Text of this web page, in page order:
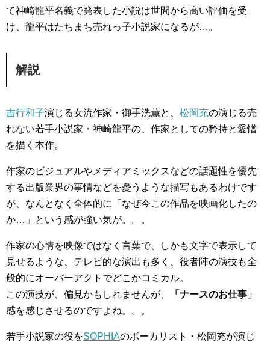
て神崎龍平名義で発表した小説は世間から高い評価を受
け、龍平はたちまち売れっ子小説家になるが…。
解説
吉行和子演じる女流作家・御手洗薫と、 松岡充の演じる売
れない若手小説家・神崎龍平の、作家としての矜持と愛憎
を描く本作。
作家のビジュアルやメディアミックスなどの話題性を優先
する出版業界の事情などを憂うような描写もあるわけです
が、なんとなく全体的に「なぜ今この作品を映画化したの
か…」という感が強い気が。。。
作家の心情を映像ではなく言葉で、しかも文字で表示して
見せるような、テレビ的な演出も多く、役者陣の演技も全
般的にオーバーアクトでどこかコミカル。
この演技が、偏見かもしれませんが、
「ナースのお仕事」
感を感じさせるのですよね。。。
若手小説家の役をSOPHIAのボーカリスト・松岡充が演じ